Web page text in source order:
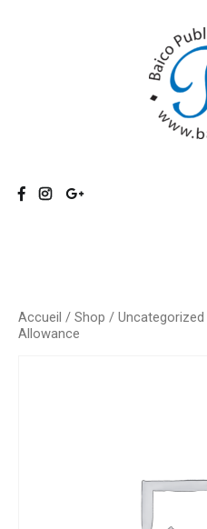
Baico
Accueil / Shop / Uncategorized
Allowance